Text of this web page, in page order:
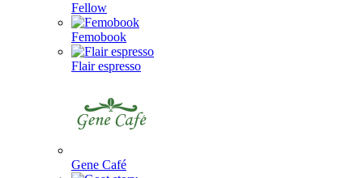
Fellow
Femobook
Flair espresso
Gene Café